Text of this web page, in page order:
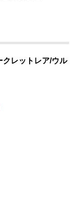
クレットレア/ウル